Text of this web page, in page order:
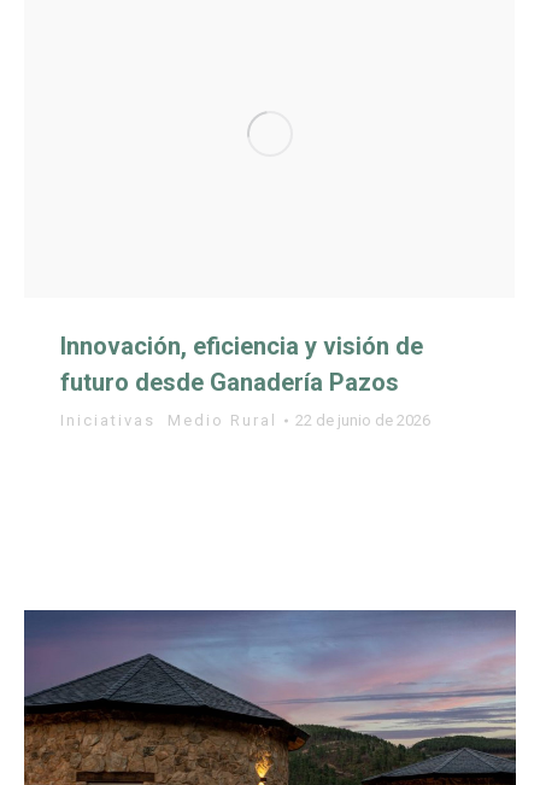
Innovación, eficiencia y visión de
futuro desde Ganadería Pazos
Iniciativas Medio Rural 22 de junio de 2026